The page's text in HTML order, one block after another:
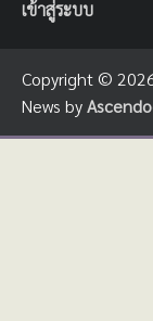
เข้าสู่ระบบ
Copyright ©
News by